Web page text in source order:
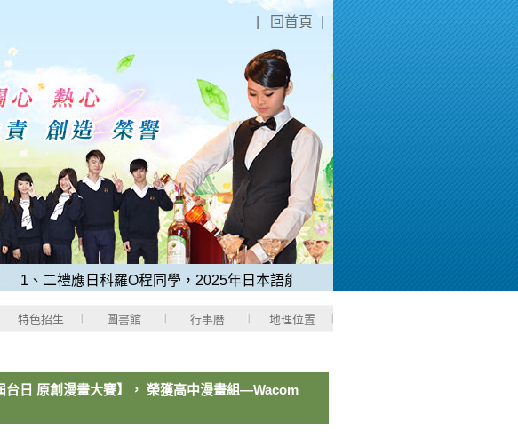
回首頁
1、二禮應日科羅O程同學，2025年日本語能力測驗「N1中考取滿分180分」。
特色招生 圖書館 行事曆 地理位置
台日 原創漫畫大賽】， 榮獲高中漫畫組—Wacom